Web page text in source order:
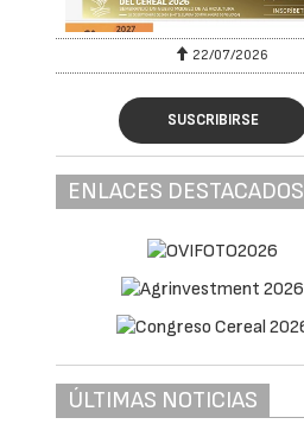
22/07/2026
SUSCRIBIRSE
ENLACES DESTACADOS
ÚLTIMAS NOTICIAS